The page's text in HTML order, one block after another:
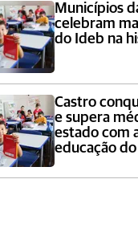
Municípios
celebram
do Ideb na
Castro
e supera
estado com
educação do